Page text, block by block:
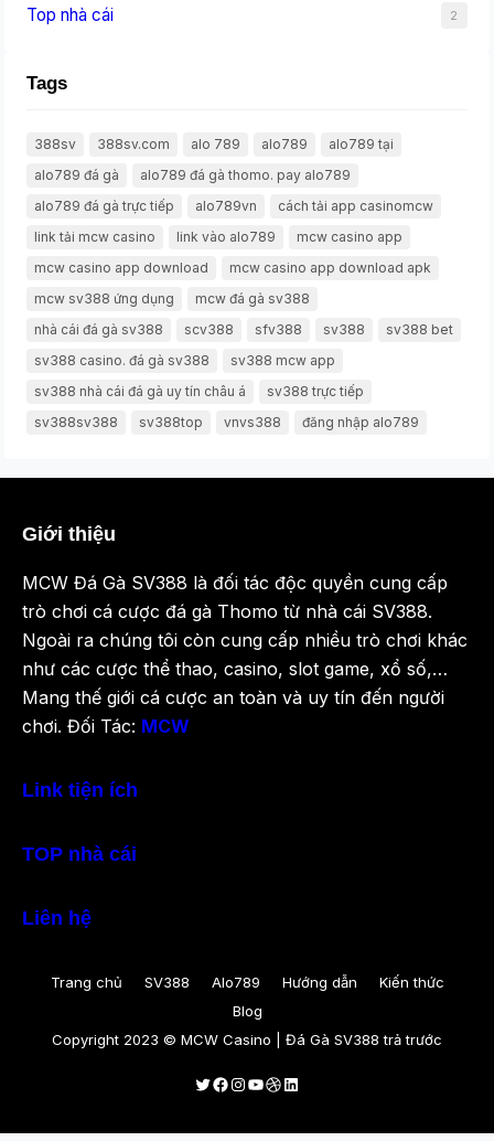
Top nhà cái 2
Tags
388sv 388sv.com alo 789 alo789
alo789 tại
alo789 đá gà
alo789 đá gà thomo. pay alo789
alo789 đá gà trực tiếp
alo789vn
cách tải app casinomcw
link tải mcw casino
link vào alo789
mcw casino app
mcw casino app download
mcw casino app download apk
mcw sv388 ứng dụng
mcw đá gà sv388
nhà cái đá gà sv388
scv388 sfv388 sv388
sv388 bet
sv388 casino. đá gà sv388
sv388 mcw app
sv388 nhà cái đá gà uy tín châu á
sv388 trực tiếp
sv388sv388
sv388top vnvs388 đăng nhập alo789
Giới thiệu
MCW Đá Gà SV388 là đối tác độc quyền cung cấp
trò chơi cá cược đá gà Thomo từ nhà cái SV388.
Ngoài ra chúng tôi còn cung cấp nhiều trò chơi khác
như các cược thể thao, casino, slot game, xổ số,…
Mang thế giới cá cược an toàn và uy tín đến người
chơi. Đối Tác: MCW
Link tiện ích
TOP nhà cái
Liên hệ
Trang chủ SV388 Alo789 Hướng dẫn
Kiến thức
Blog
Copyright 2023 © MCW Casino | Đá Gà SV388 trả trước
Twitter
Facebook
Instagram
Youtube
Dribbble
LinkedIn